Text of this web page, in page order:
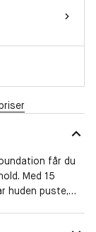
får du
Med 15
huden puste,